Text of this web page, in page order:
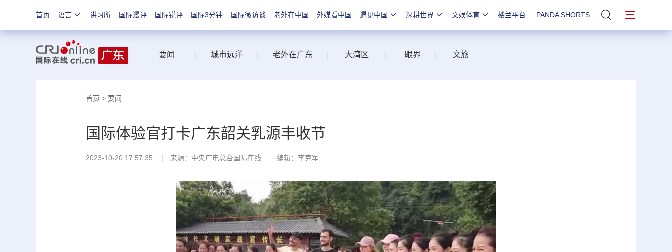
首页 语言 讲习所 国际漫评 国际锐评 国际3分钟 国际微访谈 老外在中国 外媒看中国 遇见中国 深耕世界 文娱体育 楼兰平台 PANDA SHORTS 站内搜索
要闻 城市远洋 老外在广东 大湾区 眼界 文旅
首页 > 要闻
国际体验官打卡广东韶关乳源丰收节
2023-10-20 17:57:35 来源：中央广电总台国际在线 编辑：李克军